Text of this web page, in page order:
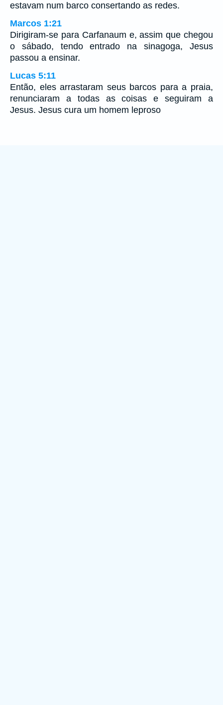
estavam num barco consertando as redes.
Marcos 1:21
Dirigiram-se para Carfanaum e, assim que chegou
o sábado, tendo entrado na sinagoga, Jesus
passou a ensinar.
Lucas 5:11
Então, eles arrastaram seus barcos para a praia,
renunciaram a todas as coisas e seguiram a
Jesus. Jesus cura um homem leproso